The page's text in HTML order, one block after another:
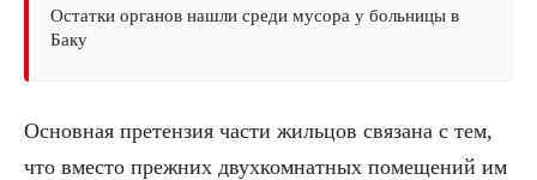
Остатки органов нашли среди мусора у больницы в
Баку
Основная претензия части жильцов связана с тем,
что вместо прежних двухкомнатных помещений им